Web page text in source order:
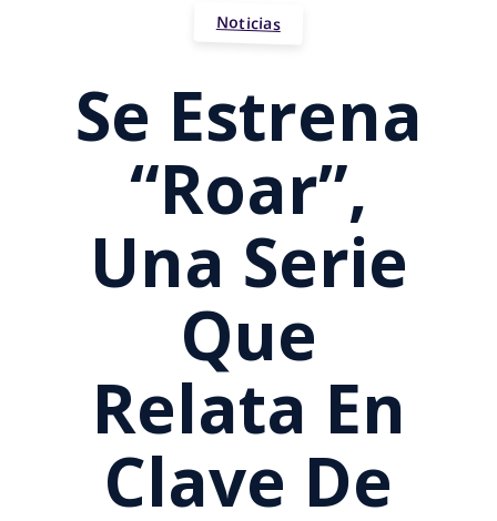
Noticias
Se Estrena
“Roar”,
Una Serie
Que
Relata En
Clave De